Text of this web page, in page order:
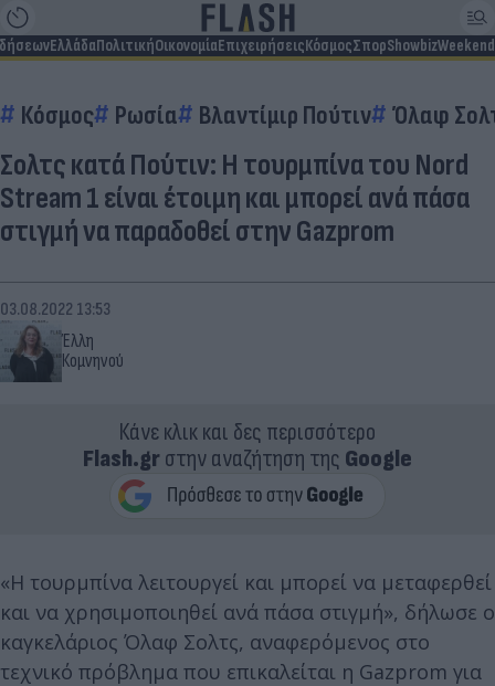
ΕλλάδαΠολιτικήΟικονομίαΕπιχειρήσειςΚόσμοςΣπορShowbizWeekend
Κόσμος Ρωσία Βλαντίμιρ Πούτιν Όλαφ
Σολτς κατά Πούτιν: Η τουρμπίνα του Nord
Stream 1 είναι έτοιμη και μπορεί ανά πάσα
στιγμή να παραδοθεί στην Gazprom
Έλλη
Κομνηνού
03.08.2022 13:53
Κάνε κλικ και δες περισσότερο
Flash.grστην αναζήτηση της Google
«Η τουρμπίνα λειτουργεί και μπορεί να μεταφερθεί
και να χρησιμοποιηθεί ανά πάσα στιγμή», δήλωσε ο
καγκελάριος Όλαφ Σολτς, αναφερόμενος στο
τεχνικό πρόβλημα που επικαλείται η Gazprom για